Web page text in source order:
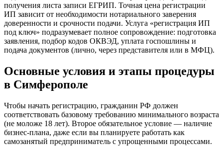
получения листа записи ЕГРИП. Точная цена регистрации
ИП зависит от необходимости нотариального заверения
доверенности и срочности подачи. Услуга «регистрация ИП
под ключ» подразумевает полное сопровождение: подготовка
заявления, подбор кодов ОКВЭД, уплата госпошлины и
подача документов (лично, через представителя или в МФЦ).
Основные условия и этапы процедуры
в Симферополе
Чтобы начать регистрацию, гражданин РФ должен
соответствовать базовому требованию минимального возраста
(не моложе 18 лет). Второе обязательное условие — наличие
бизнес-плана, даже если вы планируете работать как
самозанятый предприниматель с упрощенными процессами.